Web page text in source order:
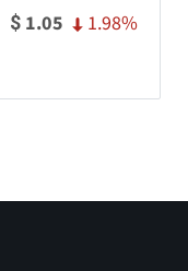
$ 1.05 1.98%